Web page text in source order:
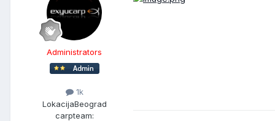
Administrators
1k
LokacijaBeograd
carpteam: